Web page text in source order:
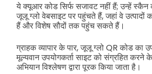
ये क्यूआर कोड सिर्फ सजावट नहीं हैं; उन्हें
जूजू ग्लो वेबसाइट पर पहुंचते हैं, जहां वे
हैं और विशेष सौदों तक पहुंच सकते हैं।
ग्राहक व्यापार के पार, जूजू ग्लो QR कोड का
मूल्यवान उपयोगकर्ता साइट को संग्रहित करने
अभियान विश्लेषण द्वारा पूरक किया जाता है।